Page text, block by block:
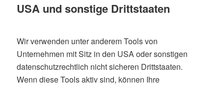
USA und sonstige Drittstaaten
Wir verwenden unter anderem Tools von
Unternehmen mit Sitz in den USA oder sonstigen
datenschutzrechtlich nicht sicheren Drittstaaten.
Wenn diese Tools aktiv sind, können Ihre